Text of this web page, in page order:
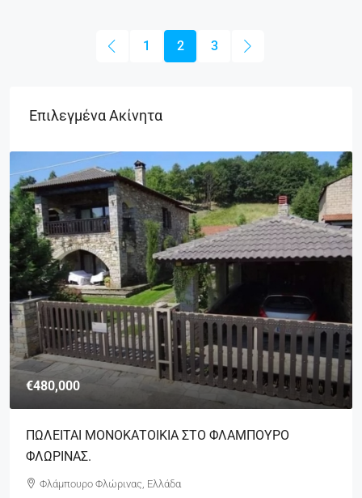
1 2 3
Επιλεγμένα Ακίνητα
€480,000
ΠΩΛΕΙΤΑΙ ΜΟΝΟΚΑΤΟΙΚΙΑ ΣΤΟ ΦΛΑΜΠΟΥΡΟ
ΦΛΩΡΙΝΑΣ.
Φλάμπουρο Φλώρινας, Ελλάδα